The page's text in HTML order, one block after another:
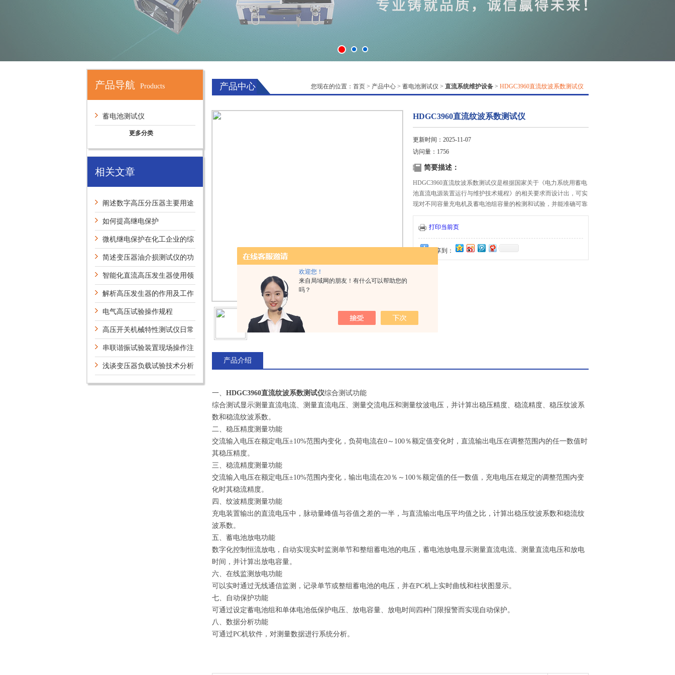
欢迎您！
来自局域网的朋友！有什么可以帮助您的
吗？
产品导航 Products
蓄电池测试仪
更多分类
相关文章
阐述数字高压分压器主要用途
如何提高继电保护
微机继电保护在化工企业的综
合利用和研究
简述变压器油介损测试仪的功
能键设置方法
智能化直流高压发生器使用领
域及安全警示
解析高压发生器的作用及工作
原理电气高压试验操作规程
高压开关机械特性测试仪日常
维护及特点
串联谐振试验装置现场操作注
意事项
浅谈变压器负载试验技术分析
产品中心 您现在的位置： 首页 > 产品中心 > 蓄电池测试仪 > 直流系统维护设备 > HDGC3960直流纹波系数测试仪
HDGC3960直流纹波系数测试仪
更新时间：2025-11-07
访问量：1756
简要描述：
HDGC3960直流纹波系数测试仪是根据国家关于《电力系统用蓄电
池直流电源装置运行与维护技术规程》的相关要求而设计出，可实
现对不同容量充电机及蓄电池组容量的检测和试验，并能准确可靠
测试出变电站直流电源系统的稳压精度、稳流精度、纹波系数等参
数。 打印当前页
分享到：
产品介绍
一、 HDGC3960直流纹波系数测试仪综合测试功能
综合测试显示测量直流电流、测量直流电压、测量交流电压和测量纹波电压，并计算出稳压精度、稳流精度、稳压纹波系
数和稳流纹波系数。
二、稳压精度测量功能
交流输入电压在额定电压±10%范围内变化，负荷电流在0～100％额定值变化时，直流输出电压在调整范围内的任一数值时
其稳压精度。
三、稳流精度测量功能
交流输入电压在额定电压±10%范围内变化，输出电流在20％～100％额定值的任一数值，充电电压在规定的调整范围内变
化时其稳流精度。
四、纹波精度测量功能
充电装置输出的直流电压中，脉动量峰值与谷值之差的一半，与直流输出电压平均值之比，计算出稳压纹波系数和稳流纹
波系数。
五、蓄电池放电功能
数字化控制恒流放电，自动实现实时监测单节和整组蓄电池的电压，蓄电池放电显示测量直流电流、测量直流电压和放电
时间，并计算出放电容量。
六、在线监测放电功能
可以实时通过无线通信监测，记录单节或整组蓄电池的电压，并在PC机上实时曲线和柱状图显示。
七、自动保护功能
可通过设定蓄电池组和单体电池低保护电压、放电容量、放电时间四种门限报警而实现自动保护。
八、数据分析功能
可通过PC机软件，对测量数据进行系统分析。